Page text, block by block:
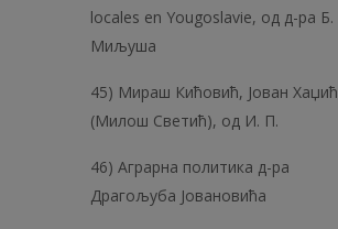
locales en Yougoslavie, од д-ра Б.
Миљуша
45) Мираш Кићовић, Јован Хаџић
(Милош Светић), од И. П.
46) Аграрна политика д-ра
Драгољуба Јовановића